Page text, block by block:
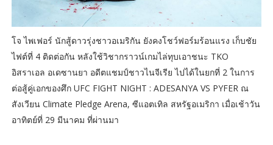
โจ ไพเฟอร์ นักสู้ดาวรุ่งชาวอเมริกัน ยังคงโชว์ฟอร์มร้อนแรง เก็บชัย
ไฟต์ที่ 4 ติดต่อกัน หลังใช้วิชากราวน์เกมไล่ทุบเอาชนะ TKO
อิสราเอล อเดซานยา อดีตแชมป์ชาวไนจีเรีย ไปได้ในยกที่ 2 ในการ
ต่อสู้คู่เอกของศึก UFC FIGHT NIGHT : ADESANYA VS PYFER ณ
สังเวียน Climate Pledge Arena, ซีแอตเทิล สหรัฐอเมริกา เมื่อเช้าวัน
อาทิตย์ที่ 29 มีนาคม ที่ผ่านมา